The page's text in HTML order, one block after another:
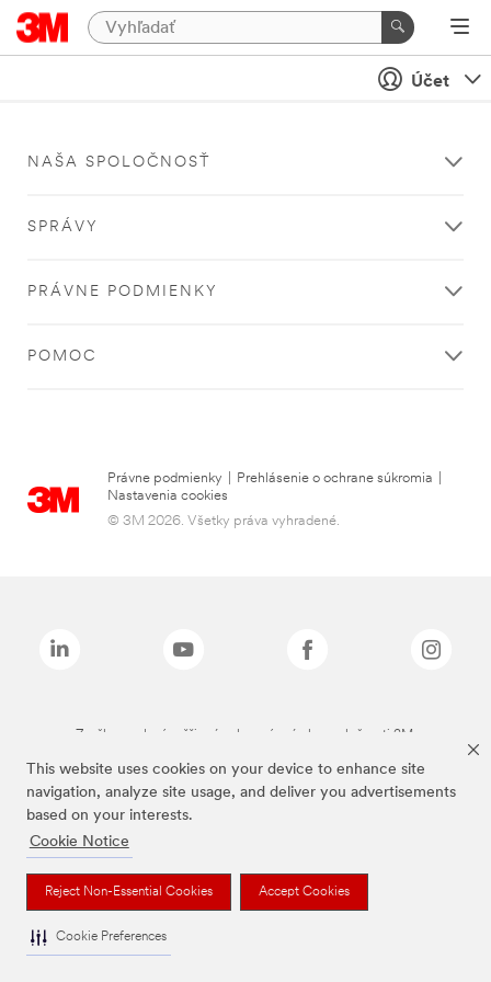
This website uses cookies on your device to enhance site
navigation, analyze site usage, and deliver you advertisements
based on your interests.
Cookie Notice
Reject Non-Essential Cookies Accept Cookies
Cookie Preferences
Účet
NAŠA SPOLOČNOSŤ
SPRÁVY
PRÁVNE PODMIENKY
POMOC
Právne podmienky Prehlásenie o ochrane súkromia
Nastavenia cookies
© 3M 2026. Všetky práva vyhradené.
Značky uvedené vyššie sú ochranné známky spoločnosti 3M.